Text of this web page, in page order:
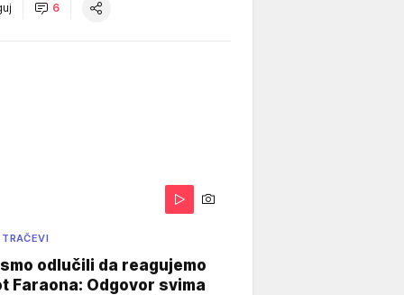
6
odlučili da reagujemo
Faraona: Odgovor svima